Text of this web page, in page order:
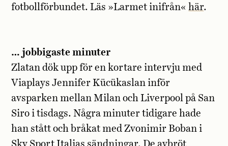
fotbollförbundet. Läs »Larmet inifrån«här.
… jobbigaste minuter
Zlatan dök upp för en kortare intervju med
Viaplays Jennifer Kücükaslan inför
avsparken mellan Milan och Liverpool på San
Siro i tisdags. Några minuter tidigare hade
han stått och bråkat med Zvonimir Boban i